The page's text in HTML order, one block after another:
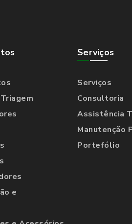
e
Serviços
Serviços
Consultoria
Assistência
Manutenção
Portefólio